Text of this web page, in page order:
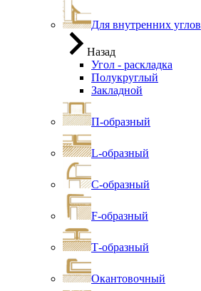
Для внутренних углов
Назад
Угол - раскладка
Полукруглый
Закладной
П-образный
L-образный
С-образный
F-образный
Т-образный
Окантовочный